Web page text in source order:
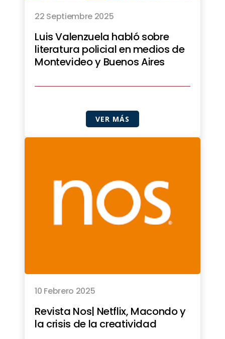
22 Septiembre 2025
Luis Valenzuela habló sobre
literatura policial en medios de
Montevideo y Buenos Aires
VER MÁS
10 Febrero 2025
Revista Nos| Netflix, Macondo y
la crisis de la creatividad